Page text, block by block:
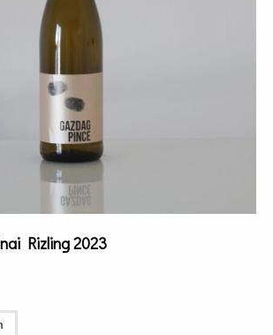
Rizling 2023